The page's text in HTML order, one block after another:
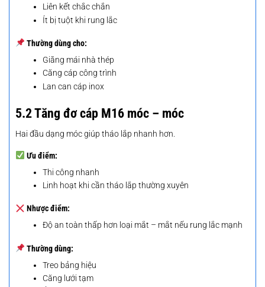
Liên kết chắc chắn
Ít bị tuột khi rung lắc
Thường dùng cho:
Giằng mái nhà thép
Căng cáp công trình
Lan can cáp inox
5.2 Tăng đơ cáp M16 móc – móc
Hai đầu dạng móc giúp tháo lắp nhanh hơn.
Ưu điểm:
Thi công nhanh
Linh hoạt khi cần tháo lắp thường xuyên
Nhược điểm:
Độ an toàn thấp hơn loại mắt – mắt nếu rung lắc mạnh
Thường dùng:
Treo bảng hiệu
Căng lưới tạm